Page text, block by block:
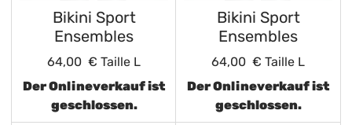
Bikini Sport
Ensembles
64,00 € Taille L
Der Onlineverkauf ist
geschlossen.
Bikini Sport
Ensembles
64,00 € Taille L
Der Onlineverkauf ist
geschlossen.